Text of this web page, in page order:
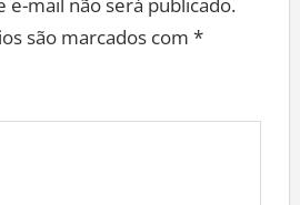
e-mail não será publicado.
são marcados com *